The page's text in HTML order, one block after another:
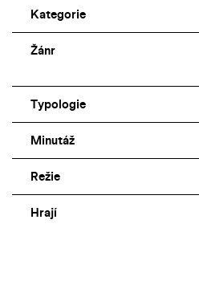
Kategorie
Žánr
Typologie
Minutáž
Režie
Hrají